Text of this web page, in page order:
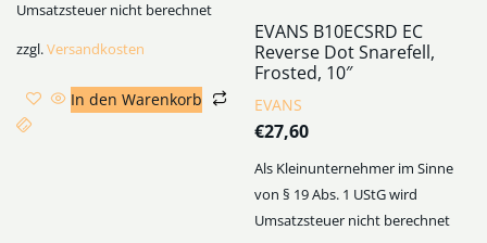
Umsatzsteuer nicht berechnet
zzgl.Versandkosten
In den Warenkorb
EVANS B10ECSRD EC
Reverse Dot Snarefell,
Frosted, 10″
EVANS
€27,60
Als Kleinunternehmer im Sinne
von § 19 Abs. 1 UStG wird
Umsatzsteuer nicht berechnet